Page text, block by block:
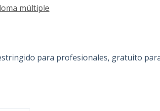
múltiple
para profesionales, gratuito